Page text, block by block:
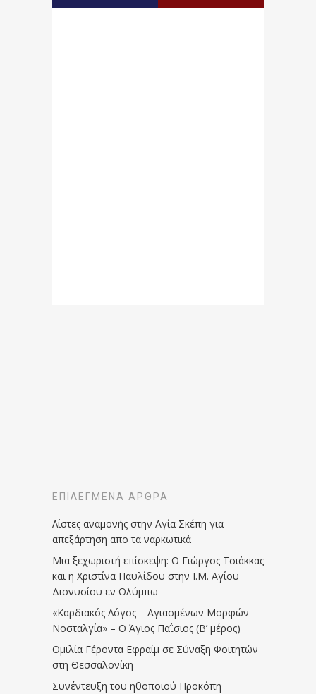
ΕΠΙΛΕΓΜΈΝΑ ΆΡΘΡΑ
Λίστες αναμονής στην Αγία Σκέπη για
απεξάρτηση απο τα ναρκωτικά
Μια ξεχωριστή επίσκεψη: Ο Γιώργος Τσιάκκας
και η Χριστίνα Παυλίδου στην Ι.Μ. Αγίου
Διονυσίου εν Ολύμπω
«Καρδιακός Λόγος – Αγιασμένων Μορφών
Νοσταλγία» – Ο Άγιος Παΐσιος (Β’ μέρος)
Ομιλία Γέροντα Εφραίμ σε Σύναξη Φοιτητών
στη Θεσσαλονίκη
Συνέντευξη του ηθοποιού Προκόπη